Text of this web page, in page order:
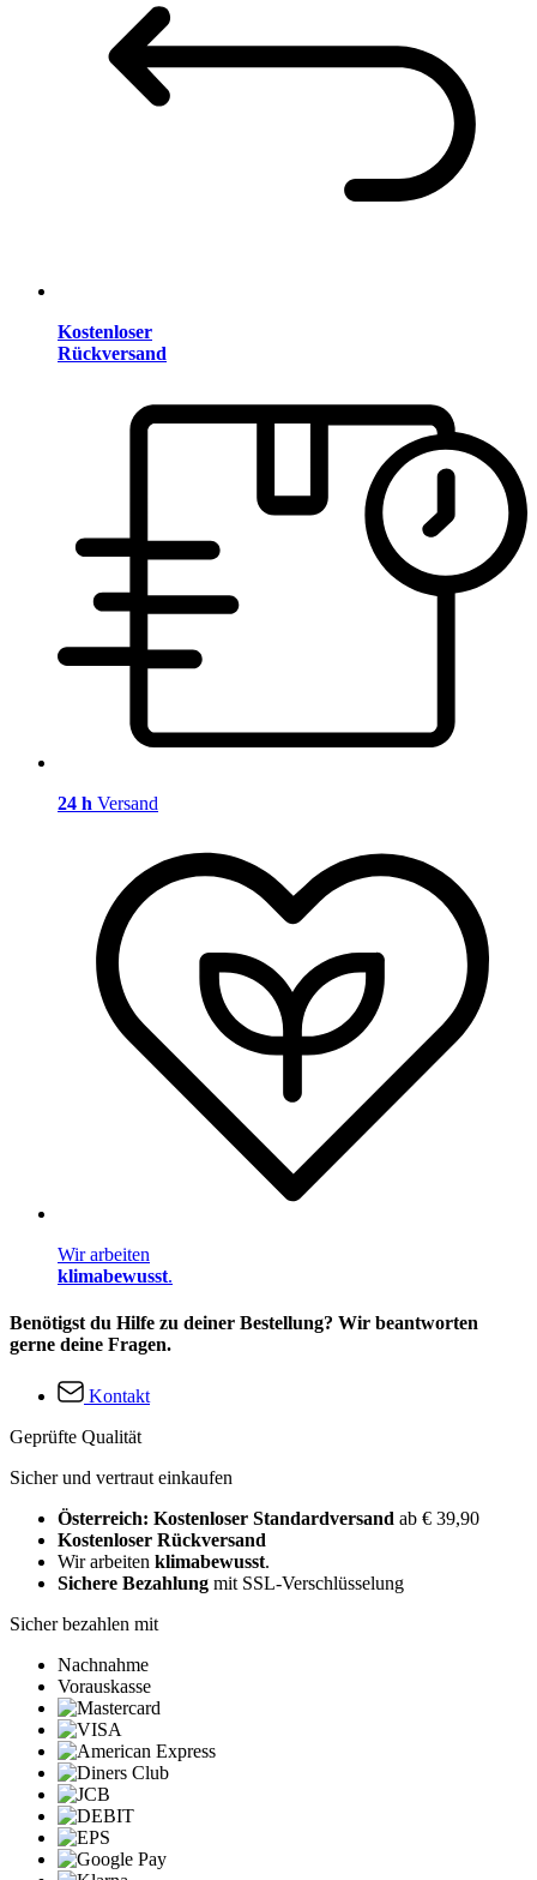
Kostenloser
Rückversand
24 h Versand
Wir arbeiten
klimabewusst.
Benötigst du Hilfe zu deiner Bestellung? Wir beantworten
gerne deine Fragen.
Kontakt
Geprüfte Qualität
Sicher und vertraut einkaufen
Österreich: Kostenloser Standardversand ab € 39,90
Kostenloser Rückversand
Wir arbeiten klimabewusst.
Sichere Bezahlung mit SSL-Verschlüsselung
Sicher bezahlen mit
Nachnahme
Vorauskasse